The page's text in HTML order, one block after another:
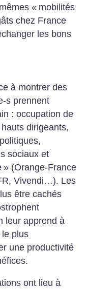
« mobilités
chez France
les bons
à montrer des
s prennent
: occupation de
dirigeants,
sociaux et
» (Orange-France
Vivendi…). Les
être cachés
leur apprend à
le plus
une productivité
ont lieu à